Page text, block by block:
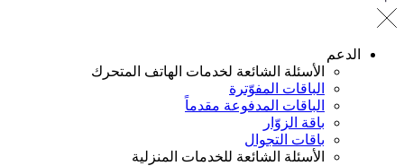
الأسئلة الشائعة لخدمات الهاتف المتحرك
الباقات المفوّترة
الباقات المدفوعة مقدماً
باقة الزوّار
باقات التجوال
الأسئلة الشائعة للخدمات المنزلية